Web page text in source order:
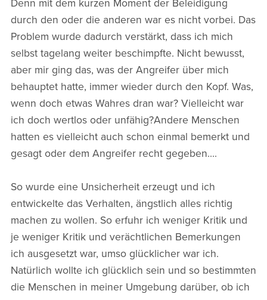
Denn mit dem kurzen Moment der Beleidigung
durch den oder die anderen war es nicht vorbei. Das
Problem wurde dadurch verstärkt, dass ich mich
selbst tagelang weiter beschimpfte. Nicht bewusst,
aber mir ging das, was der Angreifer über mich
behauptet hatte, immer wieder durch den Kopf. Was,
wenn doch etwas Wahres dran war? Vielleicht war
ich doch wertlos oder unfähig?Andere Menschen
hatten es vielleicht auch schon einmal bemerkt und
gesagt oder dem Angreifer recht gegeben....
So wurde eine Unsicherheit erzeugt und ich
entwickelte das Verhalten, ängstlich alles richtig
machen zu wollen. So erfuhr ich weniger Kritik und
je weniger Kritik und verächtlichen Bemerkungen
ich ausgesetzt war, umso glücklicher war ich.
Natürlich wollte ich glücklich sein und so bestimmten
die Menschen in meiner Umgebung darüber, ob ich